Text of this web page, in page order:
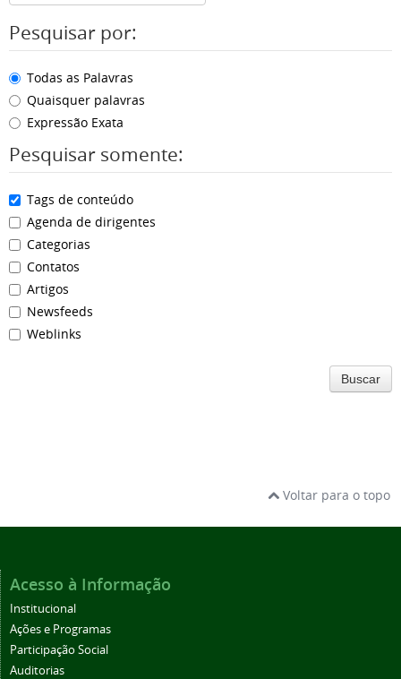
Pesquisar por:
Todas as Palavras
Quaisquer palavras
Expressão Exata
Pesquisar somente:
Tags de conteúdo
Agenda de dirigentes
Categorias
Contatos
Artigos
Newsfeeds
Weblinks
Buscar
Voltar para o topo
Acesso à Informação
Institucional
Ações e Programas
Participação Social
Auditorias